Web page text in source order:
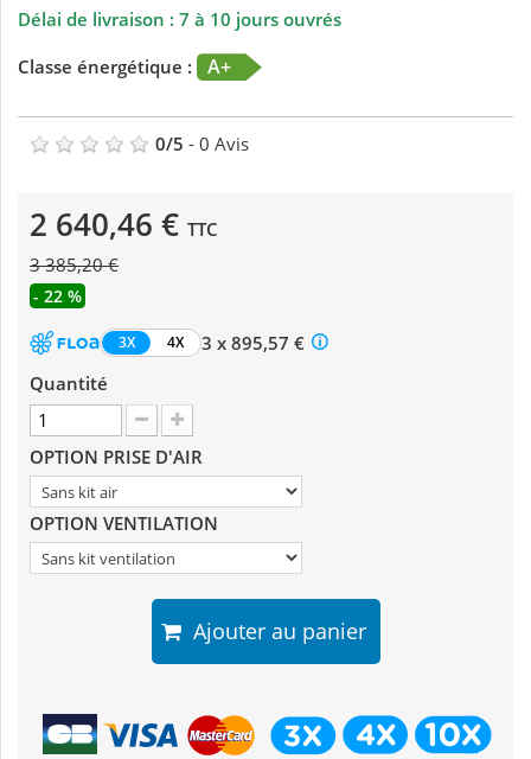
Délai de livraison : 7 à 10 jours ouvrés
Classe énergétique :
A+
0/5 - 0 Avis
2 640,46 € TTC
3 385,20 €
- 22 %
3X 4X
3 x 895,57 €
Quantité
OPTION PRISE D'AIR
OPTION VENTILATION
Ajouter au panier